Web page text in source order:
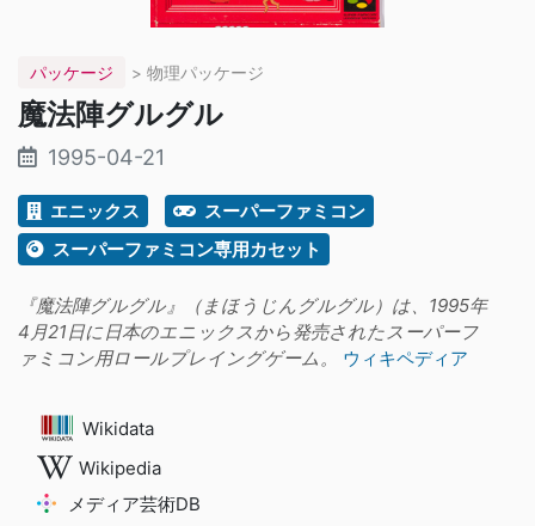
パッケージ > 物理パッケージ
魔法陣グルグル
1995-04-21
エニックス
スーパーファミコン
スーパーファミコン専用カセット
『魔法陣グルグル』（まほうじんグルグル）は、1995年
4月21日に日本のエニックスから発売されたスーパーフ
ァミコン用ロールプレイングゲーム。
ウィキペディア
Wikidata
Wikipedia
メディア芸術DB